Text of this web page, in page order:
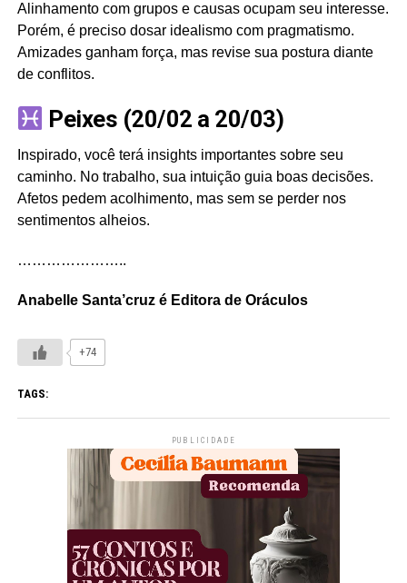
Alinhamento com grupos e causas ocupam seu interesse.
Porém, é preciso dosar idealismo com pragmatismo.
Amizades ganham força, mas revise sua postura diante
de conflitos.
Peixes (20/02 a 20/03)
Inspirado, você terá insights importantes sobre seu
caminho. No trabalho, sua intuição guia boas decisões.
Afetos pedem acolhimento, mas sem se perder nos
sentimentos alheios.
…………………..
Anabelle Santa’cruz é Editora de Oráculos
+74
TAGS:
PUBLICIDADE